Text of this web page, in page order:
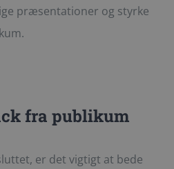
præsentationer og styrke
fra publikum
er det vigtigt at bede